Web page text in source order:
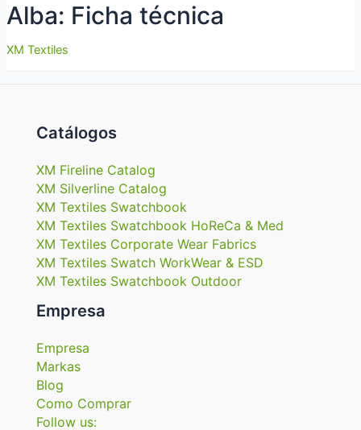
Alba: Ficha técnica
XM Textiles
Catálogos
XM Fireline Catalog
XM Silverline Catalog
XM Textiles Swatchbook
XM Textiles Swatchbook HoReCa & Med
XM Textiles Corporate Wear Fabrics
XM Textiles Swatch WorkWear & ESD
XM Textiles Swatchbook Outdoor
Empresa
Empresa
Markas
Blog
Como Comprar
Follow us: